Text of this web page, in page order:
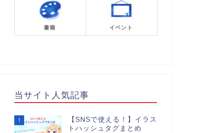
書籍 イベント
当サイト人気記事
1
【SNSで使える！】イラス
トハッシュタグまとめ